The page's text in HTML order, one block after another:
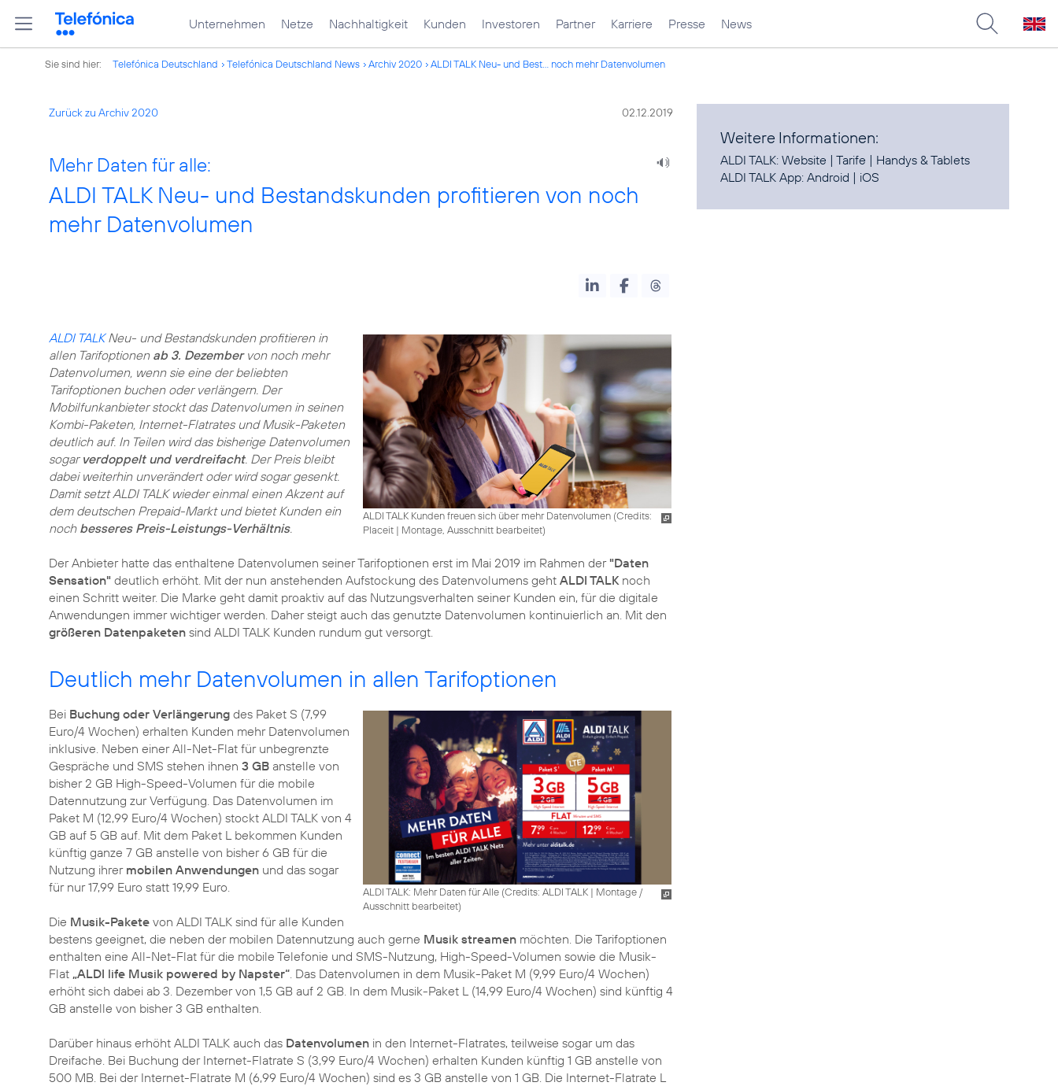
Unternehmen Netze Nachhaltigkeit Kunden Investoren Partner Karriere Presse News
Sie sind hier: Telefónica Deutschland Telefónica Deutschland News Archiv 2020 ALDI TALK Neu- und Best... noch mehr Datenvolumen
Zurück zu Archiv 2020 02.12.2019
Mehr Daten für alle:
ALDI TALK Neu- und Bestandskunden profitieren von noch
mehr Datenvolumen
ALDI TALK Kunden freuen sich über mehr Datenvolumen (Credits:
Placeit| Montage, Ausschnitt bearbeitet)
ALDI TALKNeu- und Bestandskunden profitieren in
allen Tarifoptionen ab 3. Dezembervon noch mehr
Datenvolumen, wenn sie eine der beliebten
Tarifoptionen buchen oder verlängern. Der
Mobilfunkanbieter stockt das Datenvolumen in seinen
Kombi-Paketen, Internet-Flatrates und Musik-Paketen
deutlich auf. In Teilen wird das bisherige Datenvolumen
sogar verdoppelt und verdreifacht. Der Preis bleibt
dabei weiterhin unverändert oder wird sogar gesenkt.
Damit setzt ALDI TALK wieder einmal einen Akzent auf
dem deutschen Prepaid-Markt und bietet Kunden ein
noch besseres Preis-Leistungs-Verhältnis.
Der Anbieter hatte das enthaltene Datenvolumen seiner Tarifoptionen erst im Mai 2019 im Rahmen der "Daten
Sensation" deutlich erhöht. Mit der nun anstehenden Aufstockung des Datenvolumens geht ALDI TALKnoch
einen Schritt weiter. Die Marke geht damit proaktiv auf das Nutzungsverhalten seiner Kunden ein, für die digitale
Anwendungen immer wichtiger werden. Daher steigt auch das genutzte Datenvolumen kontinuierlich an. Mit den
größeren Datenpaketen sind ALDI TALK Kunden rundum gut versorgt.
Deutlich mehr Datenvolumen in allen Tarifoptionen
ALDI TALK: Mehr Daten für Alle (Credits: ALDI TALK| Montage /
Ausschnitt bearbeitet)
Bei Buchung oder Verlängerung des Paket S (7,99
Euro/4 Wochen) erhalten Kunden mehr Datenvolumen
inklusive. Neben einer All-Net-Flat für unbegrenzte
Gespräche und SMS stehen ihnen 3 GB anstelle von
bisher 2 GB High-Speed-Volumen für die mobile
Datennutzung zur Verfügung. Das Datenvolumen im
Paket M (12,99 Euro/4 Wochen) stockt ALDI TALK von 4
GB auf 5 GB auf. Mit dem Paket L bekommen Kunden
künftig ganze 7 GB anstelle von bisher 6 GB für die
Nutzung ihrer mobilen Anwendungen und das sogar
für nur 17,99 Euro statt 19,99 Euro.
Die Musik-Pakete von ALDI TALK sind für alle Kunden
bestens geeignet, die neben der mobilen Datennutzung auch gerne Musik streamen möchten. Die Tarifoptionen
enthalten eine All-Net-Flat für die mobile Telefonie und SMS-Nutzung, High-Speed-Volumen sowie die Musik-
Flat „ALDI life Musik powered by Napster“. Das Datenvolumen in dem Musik-Paket M (9,99 Euro/4 Wochen)
erhöht sich dabei ab 3. Dezember von 1,5 GB auf 2 GB. In dem Musik-Paket L (14,99 Euro/4 Wochen) sind künftig 4
GB anstelle von bisher 3 GB enthalten.
Darüber hinaus erhöht ALDI TALK auch das Datenvolumen in den Internet-Flatrates, teilweise sogar um das
Dreifache. Bei Buchung der Internet-Flatrate S (3,99 Euro/4 Wochen) erhalten Kunden künftig 1 GB anstelle von
500 MB. Bei der Internet-Flatrate M (6,99 Euro/4 Wochen) sind es 3 GB anstelle von 1 GB. Die Internet-Flatrate L
Weitere Informationen:
ALDI TALK:Website |Tarife | Handys & Tablets
ALDI TALK App:Android | iOS